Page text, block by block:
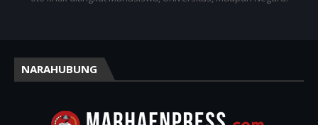
NARAHUBUNG